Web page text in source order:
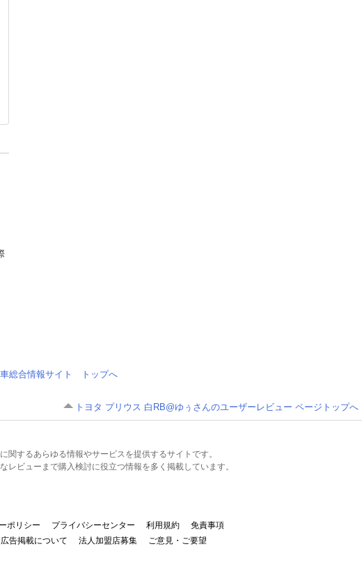
総合情報サイト トップへ
トヨタ プリウス 白RB@ゆぅさんのユーザーレビュー ページトップへ
するあらゆる情報やサービスを提供するサイトです。
ビューまで購入検討に役立つ情報を多く掲載しています。
ポリシー プライバシーセンター 利用規約
免責事項
広告掲載について 法人加盟店募集
ご意見・ご要望